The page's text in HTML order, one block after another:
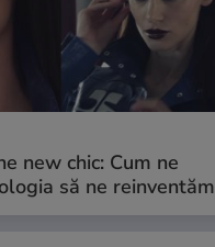
new chic: Cum ne
să ne reinventăm